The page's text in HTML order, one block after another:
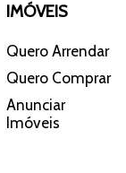
IMÓVEIS
Quero Arrendar
Quero Comprar
Anunciar
Imóveis